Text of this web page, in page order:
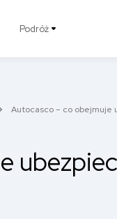
Podróż
Autocasco – co obejmuje